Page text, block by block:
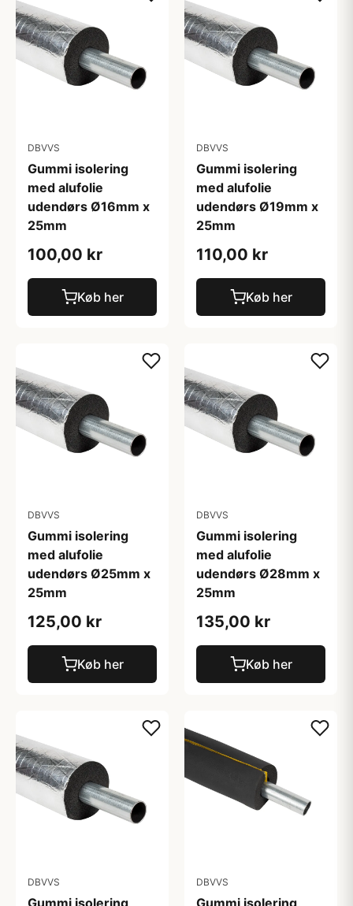
DBVVS
Gummi isolering
med alufolie
udendørs Ø16mm x
25mm
100,00 kr
Køb her
DBVVS
Gummi isolering
med alufolie
udendørs Ø19mm x
25mm
110,00 kr
Køb her
DBVVS
Gummi isolering
med alufolie
udendørs Ø25mm x
25mm
125,00 kr
Køb her
DBVVS
Gummi isolering
med alufolie
udendørs Ø28mm x
25mm
135,00 kr
Køb her
DBVVS
Gummi isolering
DBVVS
Gummi isolering